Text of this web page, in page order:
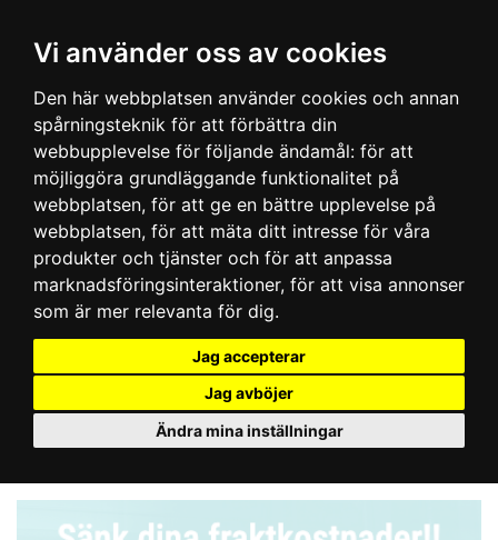
Vi använder oss av cookies
Den här webbplatsen använder cookies och annan
spårningsteknik för att förbättra din
webbupplevelse för följande ändamål: för att
möjliggöra grundläggande funktionalitet på
webbplatsen, för att ge en bättre upplevelse på
webbplatsen, för att mäta ditt intresse för våra
produkter och tjänster och för att anpassa
marknadsföringsinteraktioner, för att visa annonser
som är mer relevanta för dig.
Jag accepterar
Jag avböjer
Ändra mina inställningar